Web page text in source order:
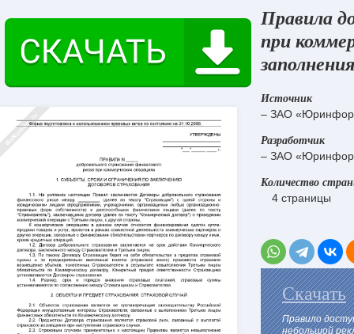
Правила
при
Источник
– ЗАО
Разработчик
– ЗАО
Количество
4 страницы
Скачать
Правило
небольшой